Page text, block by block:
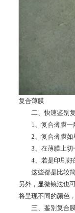
复合薄膜
二、快速鉴别复
1、复合薄膜一般
2、复合薄膜如里
3、在薄膜上切一
4、若是印刷好的
这些都是比较简
另外，显微镜法也
将呈现不同的颜色
三、鉴别复合膜